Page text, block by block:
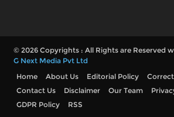
© 2026 Copyrights : All Rights are Reserved
G Next Media Pvt Ltd
Home
About Us Editorial Policy
Contact Us
Disclaimer Our Team
GDPR Policy
RSS